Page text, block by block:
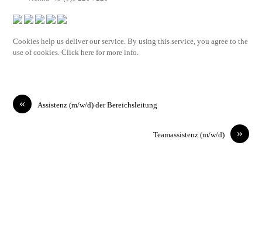
Cookies help us deliver our service. By using this service, you agree to the
use of cookies. Click here for more info.
« Assistenz (m/w/d) der Bereichsleitung
»
Teamassistenz (m/w/d)